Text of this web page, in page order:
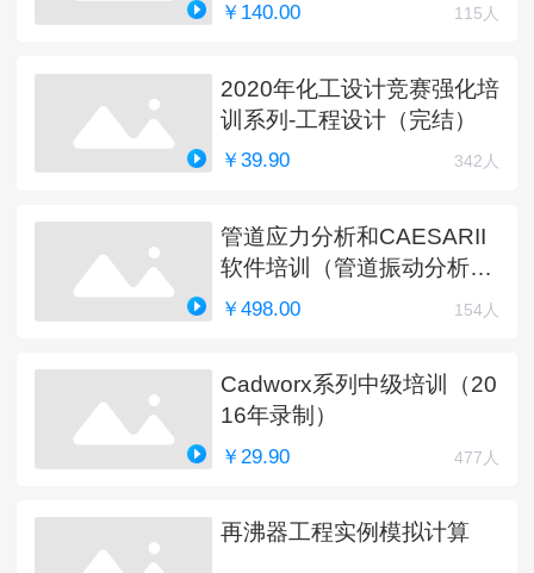
￥140.00 115人
2020年化工设计竞赛强化培
训系列-工程设计（完结）
￥39.90 342人
管道应力分析和CAESARII
软件培训（管道振动分析更
新中）
￥498.00 154人
Cadworx系列中级培训（20
16年录制）
￥29.90 477人
再沸器工程实例模拟计算